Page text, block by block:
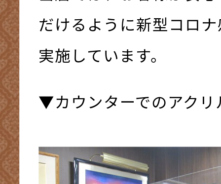
だけるように新型コロ
実施しています。
▼カウンターでのアクリ